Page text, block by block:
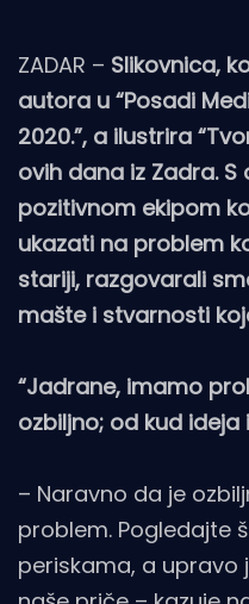
ZADAR – Slikovnica,
autora u “Posadi
2020.”, a ilustrira
ovih dana iz Zadra.
pozitivnom ekipom
ukazati na problem
stariji, razgovarali
mašte i stvarnosti
“Jadrane, imamo
ozbiljno; od kud
– Naravno da je
problem. Pogledajte
periskama, a upravo